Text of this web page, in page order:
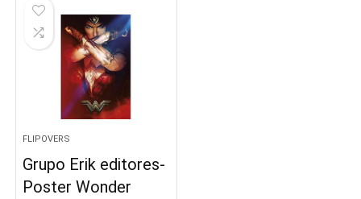
FLIPOVERS
Grupo Erik editores-
Poster Wonder